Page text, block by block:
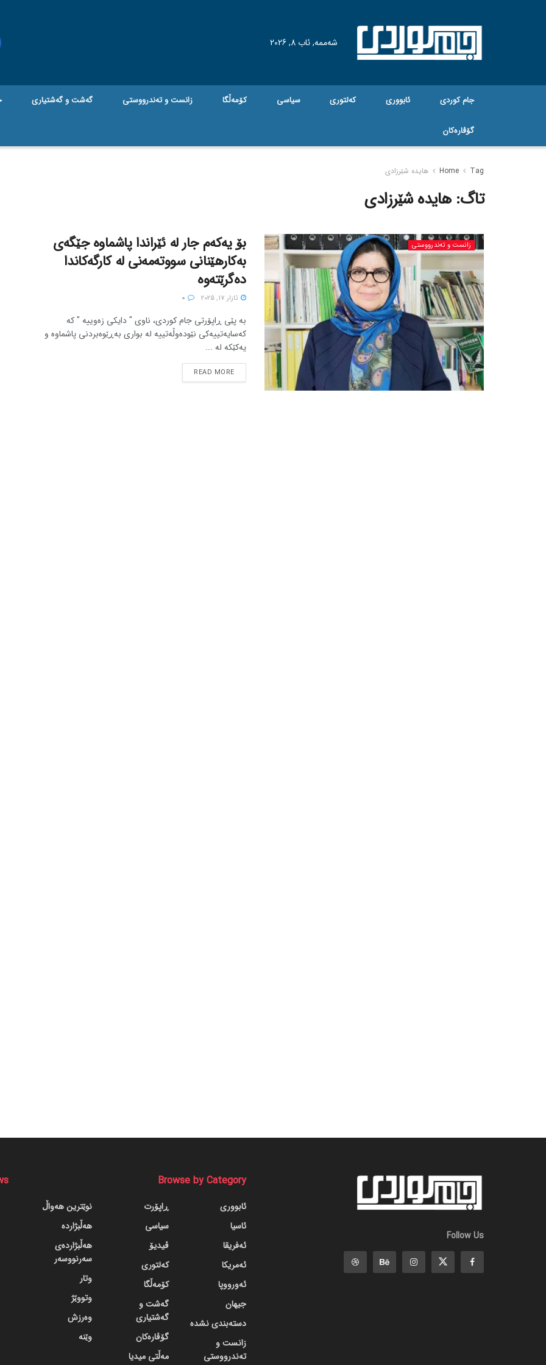
شەممە, ئاب 8, 2026
جام کوردی ئابووری کەلتوری سیاسی کۆمەڵگا زانست و تەندرووستی گه‌شت و گه‌شتیاری
گۆڤاره‌کان
Home Tag هایدە شێرزادی
تاگ:هایدە شێرزادی
زانست و تەندرووستی
بۆ یەکەم جار لە ئێراندا پاشماوە جێگەی
بەکارهێنانی سووتەمەنی لە کارگەکاندا
دەگرێتەوە
ئازار 17, 2025
بە پێی ڕاپۆرتی جام کوردی، ناوی " دایکی زەوییە " کە
کەسایەتییەکی نێودەوڵەتییە لە بواری بەڕێوەبردنی پاشماوە و
یەکێکە لە ...
READ MORE
Follow Us
Browse by Category
ئابووری
ئاسیا
ئەفریقا
ئەمریکا
ئەورووپا
جیهان
دسته‌بندی نشده
زانست و
تەندرووستی
ڕاپۆرت
سیاسی
ڤیدیۆ
کەلتوری
کۆمەڵگا
گه‌شت و
گه‌شتیاری
گۆڤاره‌کان
مەڵتی میدیا
نوێترین هەواڵ
هەڵبژاردە
هەڵبژاردەی
سەرنووسەر
وتار
وتووێژ
وەرزش
وێنە